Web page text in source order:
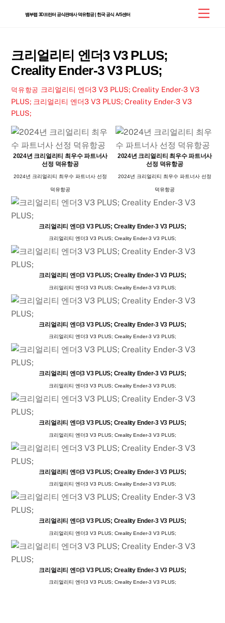
뱀부랩 3D프린터 공식판매사 덕유항공 | 한국 공식 A/S센터
크리얼리티 엔더3 V3 PLUS;
Creality Ender-3 V3 PLUS;
덕유항공 크리얼리티 엔더3 V3 PLUS; Creality Ender-3 V3
PLUS; 크리얼리티 엔더3 V3 PLUS; Creality Ender-3 V3
PLUS;
2024년 크리얼리티 최우수 파트너사
선정 덕유항공
2024년 크리얼리티 최우수 파트너사 선정
덕유항공
2024년 크리얼리티 최우수 파트너사
선정 덕유항공
2024년 크리얼리티 최우수 파트너사 선정
덕유항공
크리얼리티 엔더3 V3 PLUS; Creality Ender-3 V3 PLUS;
크리얼리티 엔더3 V3 PLUS; Creality Ender-3 V3 PLUS;
크리얼리티 엔더3 V3 PLUS; Creality Ender-3 V3 PLUS;
크리얼리티 엔더3 V3 PLUS; Creality Ender-3 V3 PLUS;
크리얼리티 엔더3 V3 PLUS; Creality Ender-3 V3 PLUS;
크리얼리티 엔더3 V3 PLUS; Creality Ender-3 V3 PLUS;
크리얼리티 엔더3 V3 PLUS; Creality Ender-3 V3 PLUS;
크리얼리티 엔더3 V3 PLUS; Creality Ender-3 V3 PLUS;
크리얼리티 엔더3 V3 PLUS; Creality Ender-3 V3 PLUS;
크리얼리티 엔더3 V3 PLUS; Creality Ender-3 V3 PLUS;
크리얼리티 엔더3 V3 PLUS; Creality Ender-3 V3 PLUS;
크리얼리티 엔더3 V3 PLUS; Creality Ender-3 V3 PLUS;
크리얼리티 엔더3 V3 PLUS; Creality Ender-3 V3 PLUS;
크리얼리티 엔더3 V3 PLUS; Creality Ender-3 V3 PLUS;
크리얼리티 엔더3 V3 PLUS; Creality Ender-3 V3 PLUS;
크리얼리티 엔더3 V3 PLUS; Creality Ender-3 V3 PLUS;